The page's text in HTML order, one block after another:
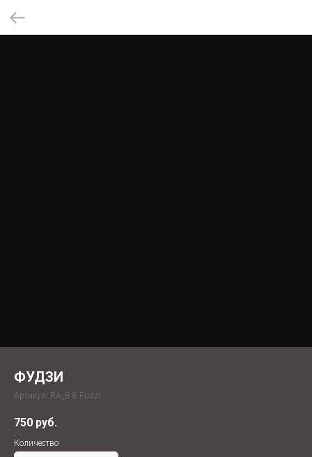
ФУДЗИ
Артикул: RA_B 8 Fudzi
750 руб.
Количество